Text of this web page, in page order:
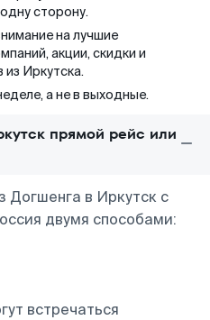
сторону.
на лучшие
акции, скидки и
Иркутска.
а не в выходные.
прямой рейс или
Догшенга в Иркутск с
двумя способами:
встречаться